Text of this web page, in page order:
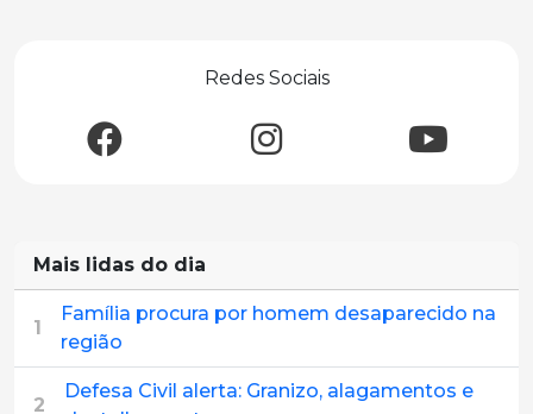
Redes Sociais
Mais lidas do dia
1
Família procura por homem desaparecido na
região
2
Defesa Civil alerta: Granizo, alagamentos e